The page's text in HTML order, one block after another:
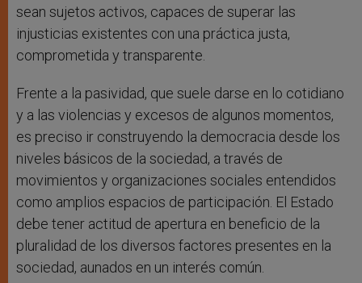
sean sujetos activos, capaces de superar las
injusticias existentes con una práctica justa,
comprometida y transparente.
Frente a la pasividad, que suele darse en lo cotidiano
y a las violencias y excesos de algunos momentos,
es preciso ir construyendo la democracia desde los
niveles básicos de la sociedad, a través de
movimientos y organizaciones sociales entendidos
como amplios espacios de participación. El Estado
debe tener actitud de apertura en beneficio de la
pluralidad de los diversos factores presentes en la
sociedad, aunados en un interés común.